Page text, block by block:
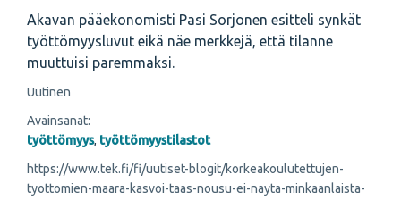
Akavan pääekonomisti Pasi Sorjonen esitteli synkät
työttömyysluvut eikä näe merkkejä, että tilanne
muuttuisi paremmaksi.
Uutinen
Avainsanat:
työttömyys, työttömyystilastot
https://www.tek.fi/fi/uutiset-blogit/korkeakoulutettujen-
tyottomien-maara-kasvoi-taas-nousu-ei-nayta-minkaanlaista-